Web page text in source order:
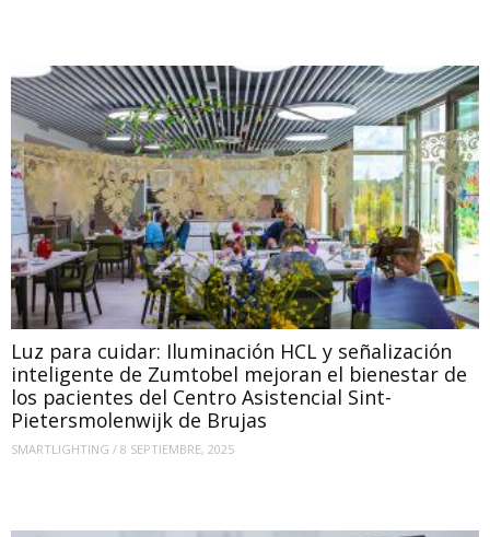
Luz para cuidar: Iluminación HCL y señalización
inteligente de Zumtobel mejoran el bienestar de
los pacientes del Centro Asistencial Sint-
Pietersmolenwijk de Brujas
SMARTLIGHTING / 8 SEPTIEMBRE, 2025